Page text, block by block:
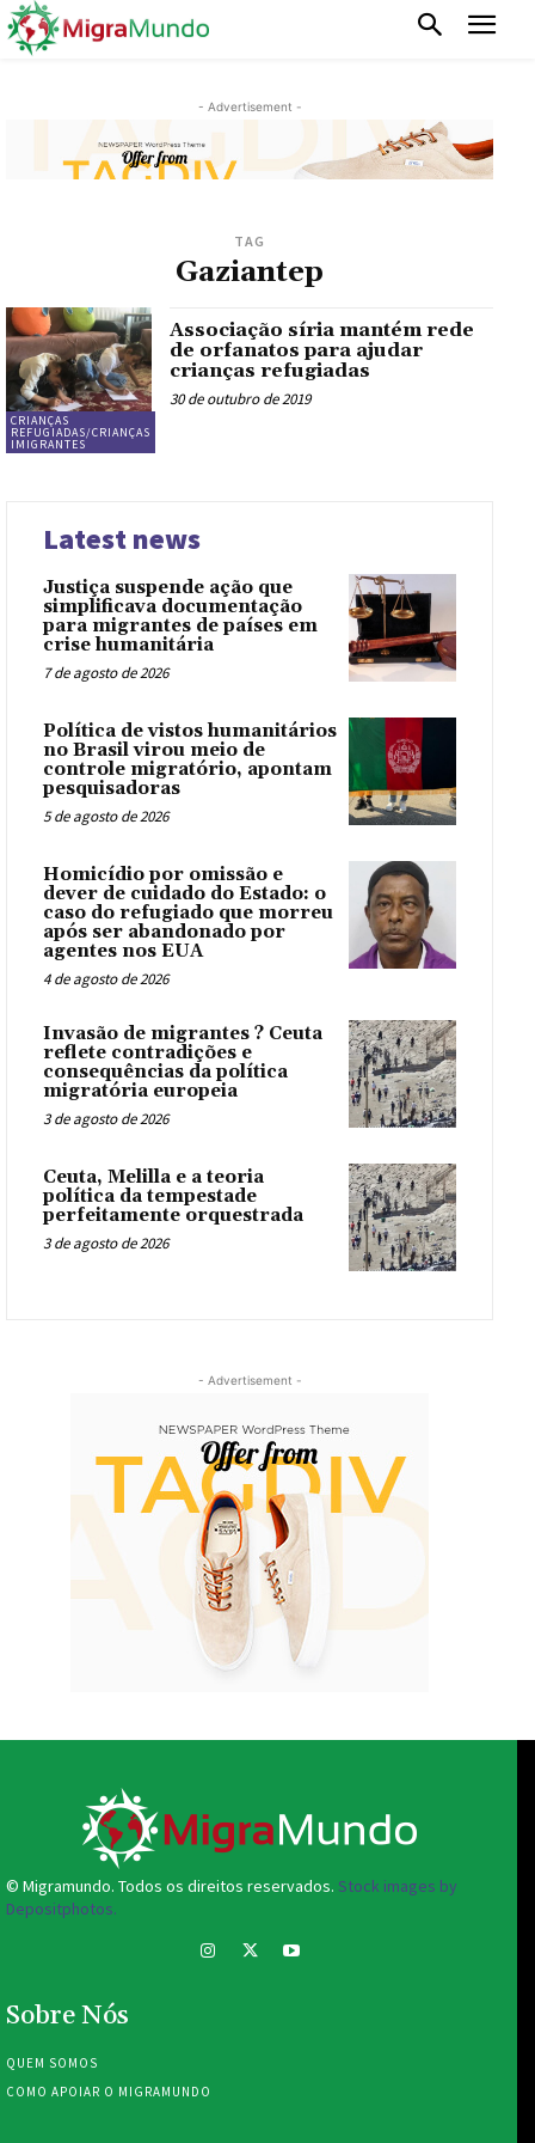
- Advertisement -
TAG
Gaziantep
CRIANÇAS
REFUGIADAS/CRIANÇAS
IMIGRANTES
Associação síria mantém rede
de orfanatos para ajudar
crianças refugiadas
30 de outubro de 2019
Latest news
Justiça suspende ação que
simplificava documentação
para migrantes de países em
crise humanitária
7 de agosto de 2026
Política de vistos humanitários
no Brasil virou meio de
controle migratório, apontam
pesquisadoras
5 de agosto de 2026
Homicídio por omissão e
dever de cuidado do Estado: o
caso do refugiado que morreu
após ser abandonado por
agentes nos EUA
4 de agosto de 2026
Invasão de migrantes ? Ceuta
reflete contradições e
consequências da política
migratória europeia
3 de agosto de 2026
Ceuta, Melilla e a teoria
política da tempestade
perfeitamente orquestrada
3 de agosto de 2026
- Advertisement -
© Migramundo. Todos os direitos reservados. Stock images by
Depositphotos.
Sobre Nós
QUEM SOMOS
COMO APOIAR O MIGRAMUNDO